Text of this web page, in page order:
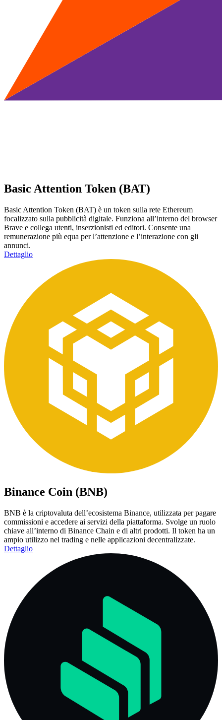
Basic Attention Token (BAT)
Basic Attention Token (BAT) è un token sulla rete Ethereum
focalizzato sulla pubblicità digitale. Funziona all’interno del browser
Brave e collega utenti, inserzionisti ed editori. Consente una
remunerazione più equa per l’attenzione e l’interazione con gli
annunci.
Dettaglio
Binance Coin (BNB)
BNB è la criptovaluta dell’ecosistema Binance, utilizzata per pagare
commissioni e accedere ai servizi della piattaforma. Svolge un ruolo
chiave all’interno di Binance Chain e di altri prodotti. Il token ha un
ampio utilizzo nel trading e nelle applicazioni decentralizzate.
Dettaglio